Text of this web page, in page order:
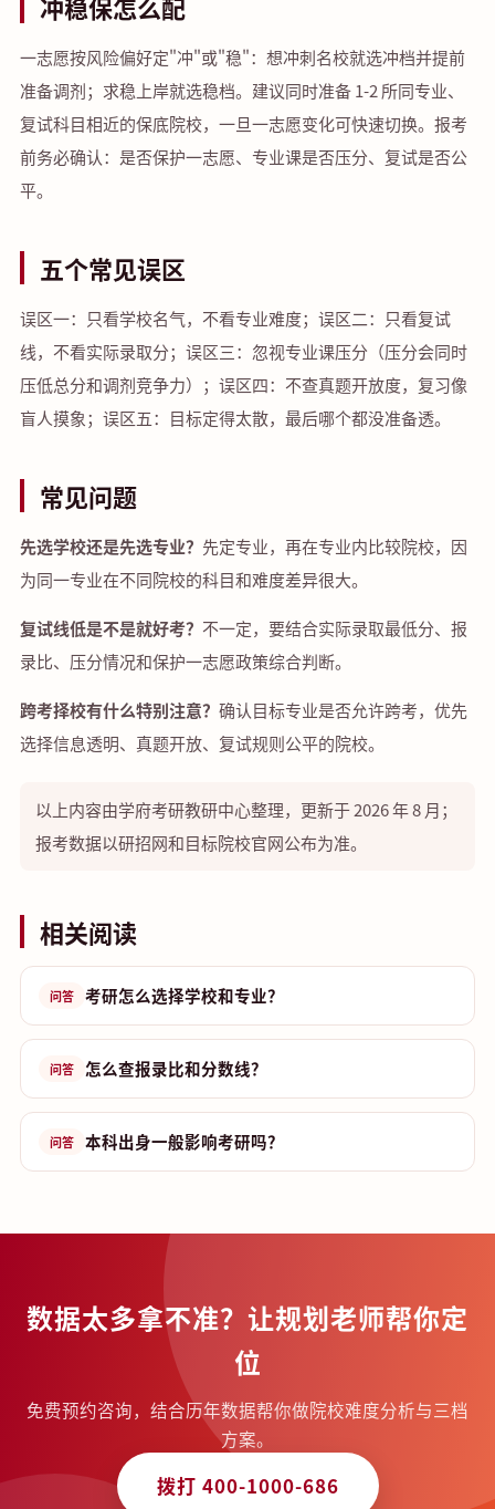
一志愿按风险偏好定"冲"或"稳"：想冲刺名校就选冲档并提前
准备调剂；求稳上岸就选稳档。建议同时准备 1-2 所同专业、
复试科目相近的保底院校，一旦一志愿变化可快速切换。报考
前务必确认：是否保护一志愿、专业课是否压分、复试是否公
平。
五个常见误区
误区一：只看学校名气，不看专业难度；误区二：只看复试
线，不看实际录取分；误区三：忽视专业课压分（压分会同时
压低总分和调剂竞争力）；误区四：不查真题开放度，复习像
盲人摸象；误区五：目标定得太散，最后哪个都没准备透。
常见问题
先选学校还是先选专业？ 先定专业，再在专业内比较院校，因
为同一专业在不同院校的科目和难度差异很大。
复试线低是不是就好考？ 不一定，要结合实际录取最低分、报
录比、压分情况和保护一志愿政策综合判断。
跨考择校有什么特别注意？ 确认目标专业是否允许跨考，优先
选择信息透明、真题开放、复试规则公平的院校。
以上内容由学府考研教研中心整理，更新于 2026 年 8 月；
报考数据以研招网和目标院校官网公布为准。
相关阅读
问答 考研怎么选择学校和专业？
问答 怎么查报录比和分数线？
问答 本科出身一般影响考研吗？
数据太多拿不准？让规划老师帮你定
位
免费预约咨询，结合历年数据帮你做院校难度分析与三档
方案。
拨打 400-1000-686